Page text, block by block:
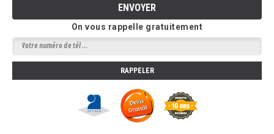
On vous rappelle gratuitement